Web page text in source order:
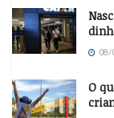
08/
O